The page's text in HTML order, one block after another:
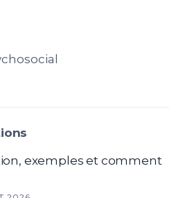
exemples et comment